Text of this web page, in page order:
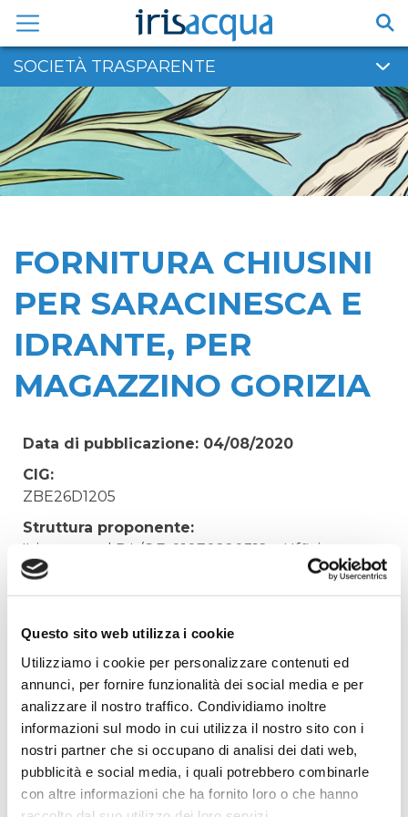
Questo sito web utilizza i cookie
Utilizziamo i cookie per personalizzare contenuti ed
annunci, per fornire funzionalità dei social media e per
analizzare il nostro traffico. Condividiamo inoltre
informazioni sul modo in cui utilizza il nostro sito con i
nostri partner che si occupano di analisi dei dati web,
pubblicità e social media, i quali potrebbero combinarle
con altre informazioni che ha fornito loro o che hanno
contenuto
SOCIETÀ TRASPARENTE
FORNITURA CHIUSINI
PER SARACINESCA E
IDRANTE, PER
MAGAZZINO GORIZIA
Data di pubblicazione: 04/08/2020
CIG:
ZBE26D1205
Struttura proponente:
'Irisacqua srl P.I./C.F. 01070220312. - Ufficio
Tecnico
Oggetto:
FORNITURA CHIUSINI PER SARACINESCA E
IDRANTE, PER MAGAZZINO GORIZIA
Elenco operatori invitati:
Codice Fiscale:
Procedura di scelta:
Affidamento ai sensi del Regolamento Generale
Aziendale per Lavori Servizi e Forniture